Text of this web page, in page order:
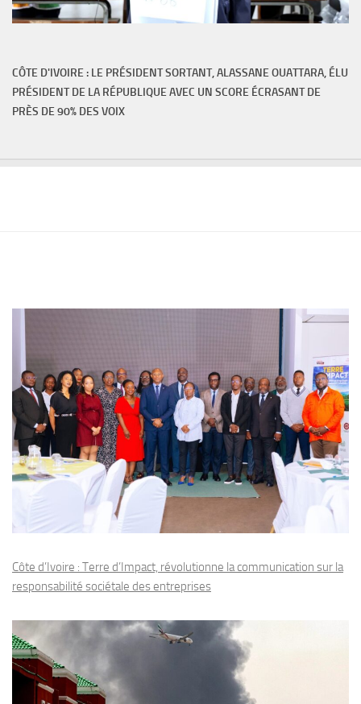
CÔTE D'IVOIRE : LE PRÉSIDENT SORTANT, ALASSANE OUATTARA, ÉLU
PRÉSIDENT DE LA RÉPUBLIQUE AVEC UN SCORE ÉCRASANT DE
PRÈS DE 90% DES VOIX
Côte d’Ivoire : Terre d’Impact, révolutionne la communication sur la
responsabilité sociétale des entreprises